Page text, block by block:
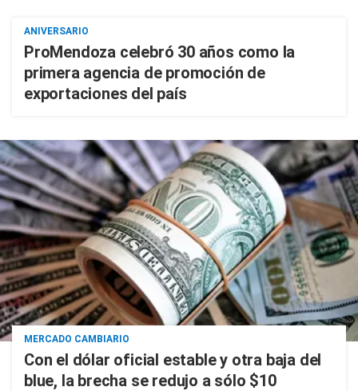
ANIVERSARIO
ProMendoza celebró 30 años como la
primera agencia de promoción de
exportaciones del país
MERCADO CAMBIARIO
Con el dólar oficial estable y otra baja del
blue, la brecha se redujo a sólo $10